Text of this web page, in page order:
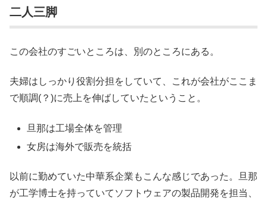
二人三脚
この会社のすごいところは、別のところにある。
夫婦はしっかり役割分担をしていて、これが会社がここま
で順調(？)に売上を伸ばしていたということ。
旦那は工場全体を管理
女房は海外で販売を統括
以前に勤めていた中華系企業もこんな感じであった。旦那
が工学博士を持っていてソフトウェアの製品開発を担当、